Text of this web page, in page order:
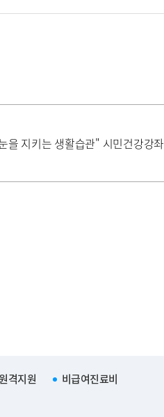
을 지키는 생활습관" 시민건강강좌
격지원 비급여진료비